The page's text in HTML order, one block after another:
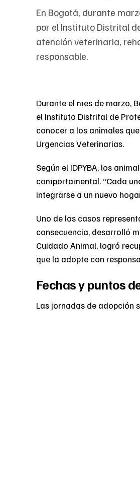
En Bogotá, durante
por el Instituto Distrital
atención veterinaria,
responsable.
Durante el mes de marzo,
el Instituto Distrital de
conocer a los animales
Urgencias Veterinarias.
Según el IDPYBA, los
comportamental. “Cada
integrarse a un nuevo
Uno de los casos
consecuencia, desarrolló
Cuidado Animal, logró
que la adopte con
Fechas y puntos
Las jornadas de adopción